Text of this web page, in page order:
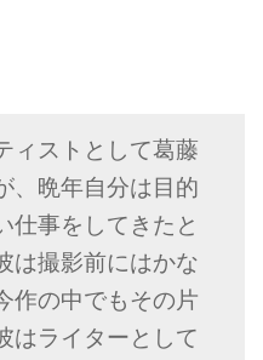
ィストとして葛藤
、晩年自分は目的
仕事をしてきたと
は撮影前にはかな
作の中でもその片
はライターとして